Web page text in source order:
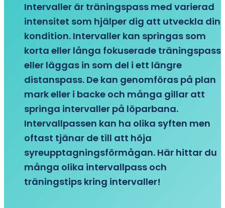
Intervaller är träningspass med varierad
intensitet som hjälper dig att utveckla din
kondition. Intervaller kan springas som
korta eller långa fokuserade träningspass
eller läggas in som del i ett längre
distanspass. De kan genomföras på plan
mark eller i backe och många gillar att
springa intervaller på löparbana.
Intervallpassen kan ha olika syften men
oftast tjänar de till att höja
syreupptagningsförmågan. Här hittar du
många olika intervallpass och
träningstips kring intervaller!